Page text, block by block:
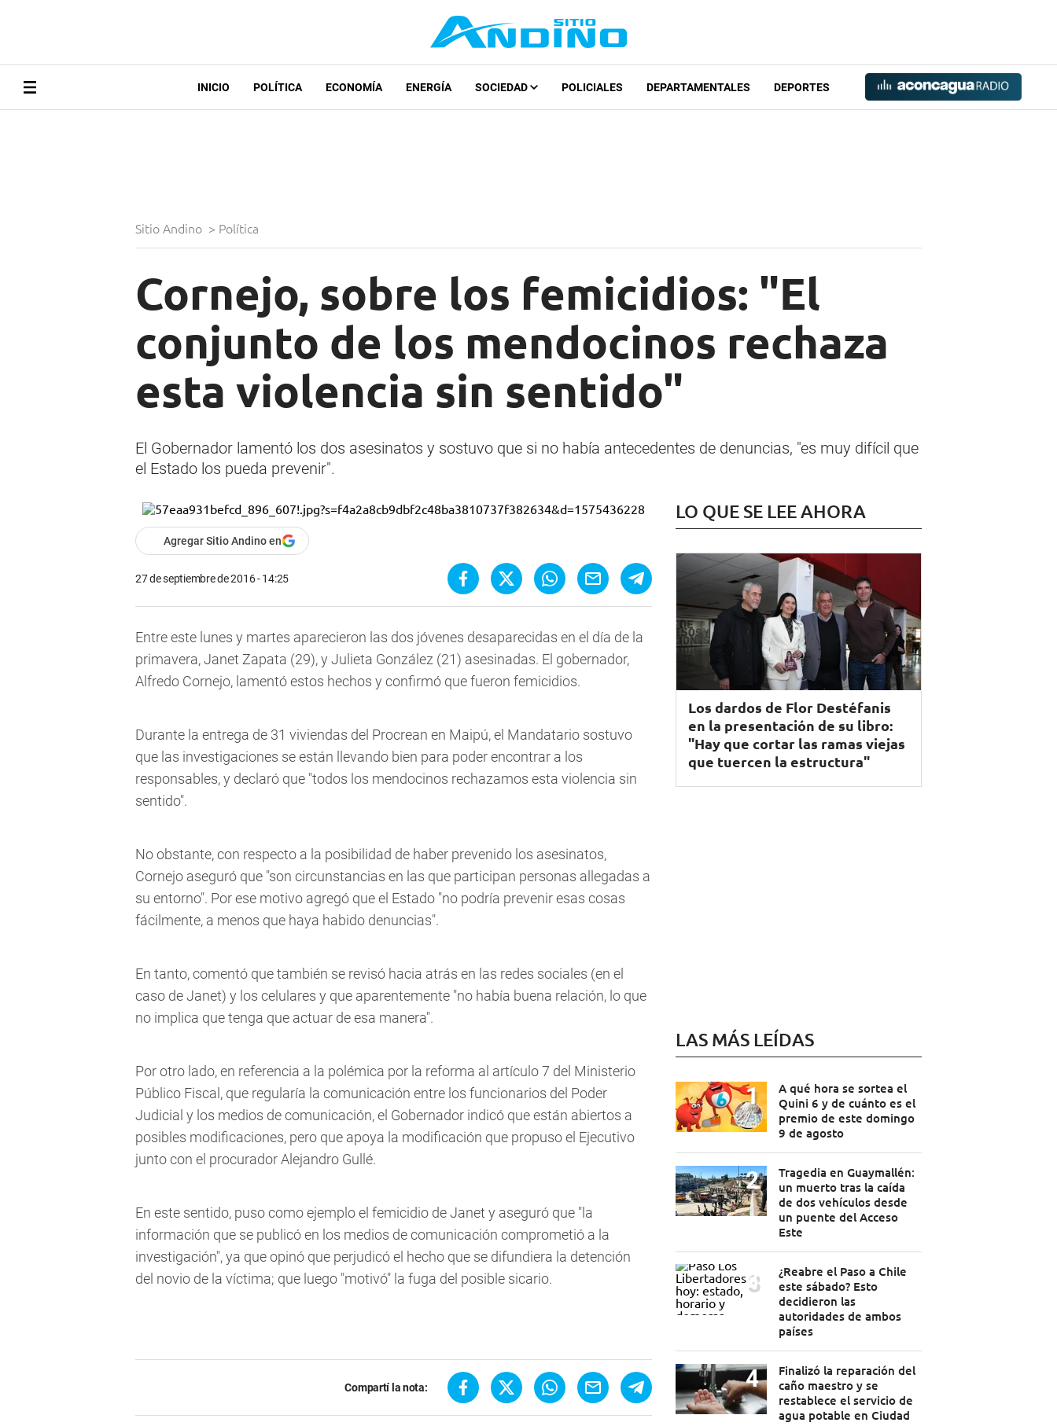
INICIO POLÍTICA ECONOMÍA ENERGÍA SOCIEDAD POLICIALES DEPARTAMENTALES DEPORTES
Sitio Andino > Política
Cornejo, sobre los femicidios: "El
conjunto de los mendocinos rechaza
esta violencia sin sentido"
El Gobernador lamentó los dos asesinatos y sostuvo que si no había antecedentes de denuncias, "es muy difícil que
el Estado los pueda prevenir".
Agregar Sitio Andino en
27 de septiembre de 2016 - 14:25
Entre este lunes y martes aparecieron las dos jóvenes desaparecidas en el día de la
primavera, Janet Zapata (29), y Julieta González (21) asesinadas. El gobernador,
Alfredo Cornejo, lamentó estos hechos y confirmó que fueron femicidios.
Durante la entrega de 31 viviendas del Procrean en Maipú, el Mandatario sostuvo
que las investigaciones se están llevando bien para poder encontrar a los
responsables, y declaró que "todos los mendocinos rechazamos esta violencia sin
sentido".
No obstante, con respecto a la posibilidad de haber prevenido los asesinatos,
Cornejo aseguró que "son circunstancias en las que participan personas allegadas a
su entorno". Por ese motivo agregó que el Estado "no podría prevenir esas cosas
fácilmente, a menos que haya habido denuncias".
En tanto, comentó que también se revisó hacia atrás en las redes sociales (en el
caso de Janet) y los celulares y que aparentemente "no había buena relación, lo que
no implica que tenga que actuar de esa manera".
Por otro lado, en referencia a la polémica por la reforma al artículo 7 del Ministerio
Público Fiscal, que regularía la comunicación entre los funcionarios del Poder
Judicial y los medios de comunicación, el Gobernador indicó que están abiertos a
posibles modificaciones, pero que apoya la modificación que propuso el Ejecutivo
junto con el procurador Alejandro Gullé.
En este sentido, puso como ejemplo el femicidio de Janet y aseguró que "la
información que se publicó en los medios de comunicación comprometió a la
investigación", ya que opinó que perjudicó el hecho que se difundiera la detención
del novio de la víctima; que luego "motivó" la fuga del posible sicario.
Compartí la nota:
LO QUE SE LEE AHORA
Los dardos de Flor Destéfanis
en la presentación de su libro:
"Hay que cortar las ramas viejas
que tuercen la estructura"
LAS MÁS LEÍDAS
A qué hora se sortea el
Quini 6 y de cuánto es el
premio de este domingo
9 de agosto
Tragedia en Guaymallén:
un muerto tras la caída
de dos vehículos desde
un puente del Acceso
Este
¿Reabre el Paso a Chile
este sábado? Esto
decidieron las
autoridades de ambos
países
Finalizó la reparación del
caño maestro y se
restablece el servicio de
agua potable en Ciudad